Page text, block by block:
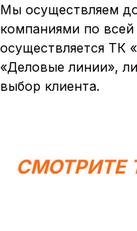
Мы осуществляем
компаниями по
осуществляется ТК
«Деловые линии»,
выбор клиента.
СМОТРИТЕ
ОГРНИП 325450000003279
2026, МотоТехника45